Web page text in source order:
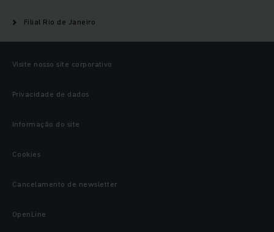
Filial Rio de Janeiro
Visite nosso site corporativo
Privacidade de dados
Informação do site
Cookies
Cancelamento de newsletter
OpenLine